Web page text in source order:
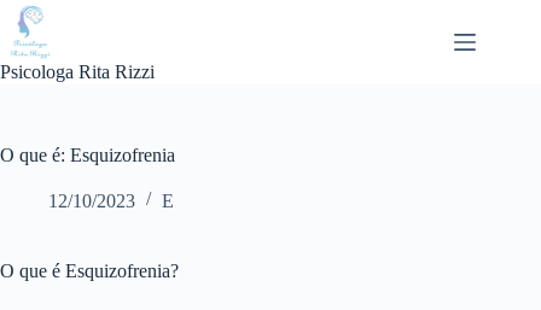
Pular
para
conteúdo
Psicologa Rita Rizzi
O que é: Esquizofrenia
12/10/2023 E
O que é Esquizofrenia?